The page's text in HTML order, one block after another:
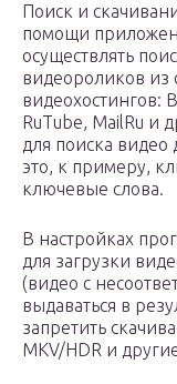
Поиск и
помощи
осуществлять
видеороликов из
видеохостингов:
RuTube, MailRu и
для поиска видео
это, к примеру,
ключевые слова.
В настройках
для загрузки
(видео с
выдаваться в
запретить
MKV/HDR и